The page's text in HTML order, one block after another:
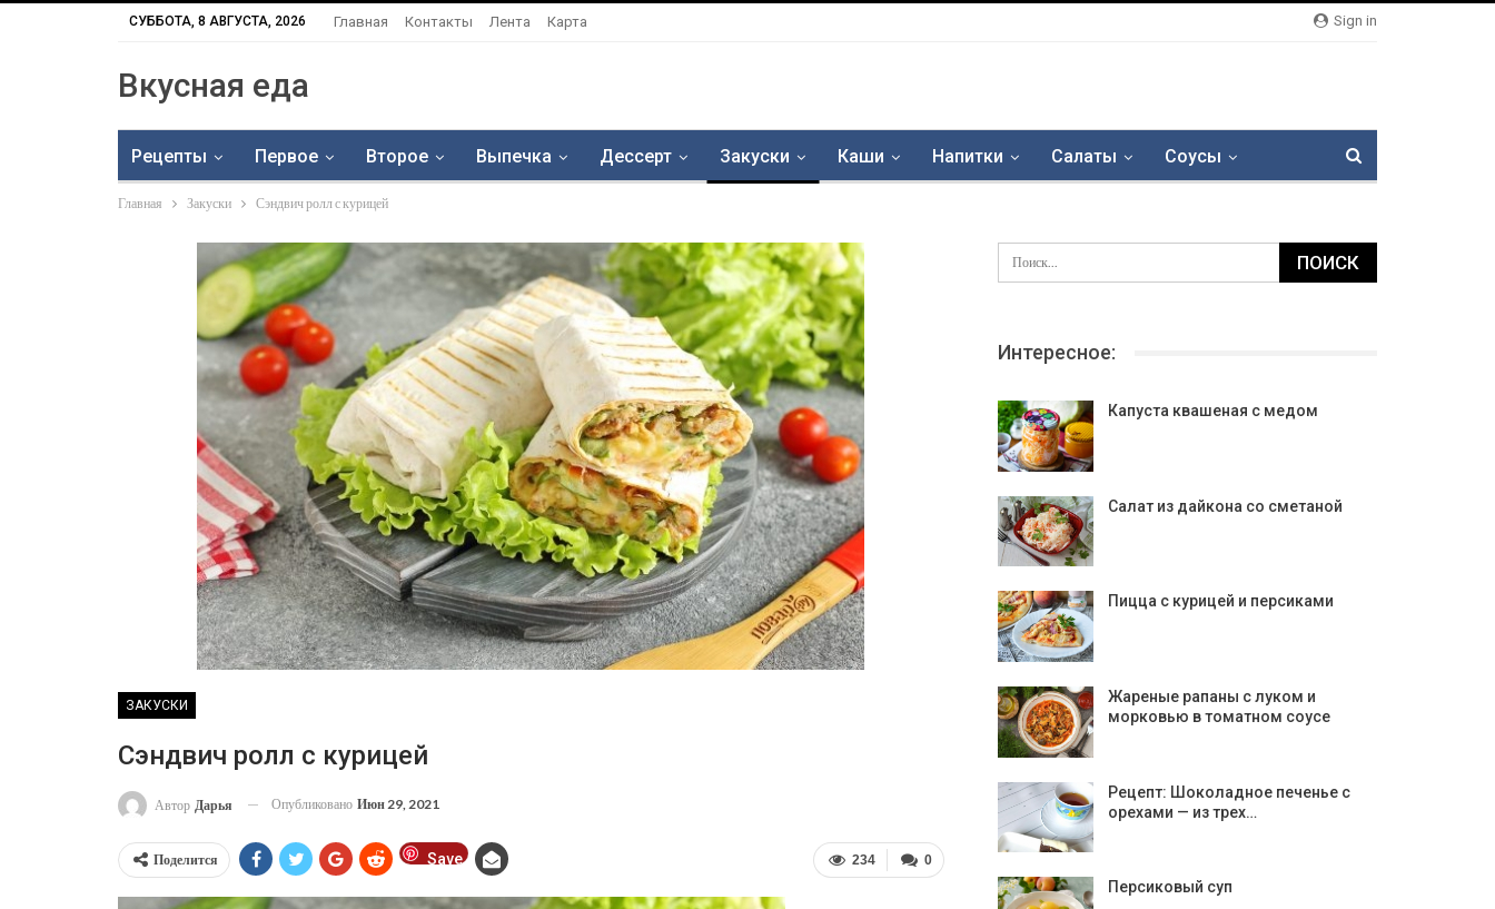
Sign in
СУББОТА, 8 АВГУСТА, 2026 Главная Контакты Лента Карта
Вкусная еда
Рецепты Первое Второе Выпечка Дессерт Закуски Каши Напитки Салаты Соусы
Главная Закуски Сэндвич ролл с курицей
ЗАКУСКИ
Сэндвич ролл с курицей
Автор Дарья Опубликовано Июн 29, 2021
0
234
Поделится Save
Интересное:
Капуста квашеная с медом
Салат из дайкона со сметаной
Пицца с курицей и персиками
Жареные рапаны с луком и
морковью в томатном соусе
Рецепт: Шоколадное печенье с
орехами — из трех…
Персиковый суп